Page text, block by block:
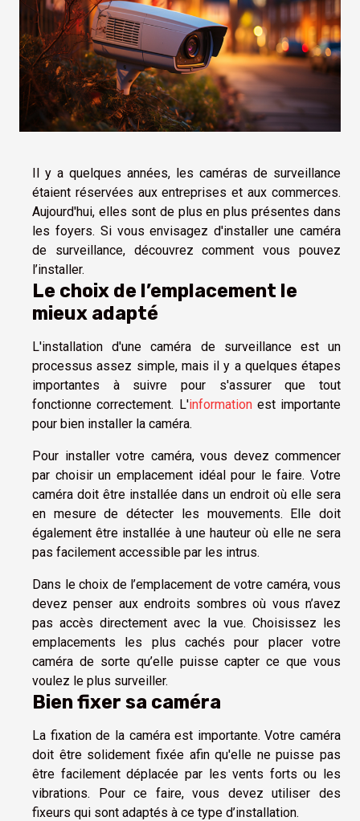
Il y a quelques années, les caméras de surveillance
étaient réservées aux entreprises et aux commerces.
Aujourd'hui, elles sont de plus en plus présentes dans
les foyers. Si vous envisagez d'installer une caméra
de surveillance, découvrez comment vous pouvez
l’installer.
Le choix de l’emplacement le
mieux adapté
L'installation d'une caméra de surveillance est un
processus assez simple, mais il y a quelques étapes
importantes à suivre pour s'assurer que tout
fonctionne correctement. L'informationest importante
pour bien installer la caméra.
Pour installer votre caméra, vous devez commencer
par choisir un emplacement idéal pour le faire. Votre
caméra doit être installée dans un endroit où elle sera
en mesure de détecter les mouvements. Elle doit
également être installée à une hauteur où elle ne sera
pas facilement accessible par les intrus.
Dans le choix de l’emplacement de votre caméra, vous
devez penser aux endroits sombres où vous n’avez
pas accès directement avec la vue. Choisissez les
emplacements les plus cachés pour placer votre
caméra de sorte qu’elle puisse capter ce que vous
voulez le plus surveiller.
Bien fixer sa caméra
La fixation de la caméra est importante. Votre caméra
doit être solidement fixée afin qu'elle ne puisse pas
être facilement déplacée par les vents forts ou les
vibrations. Pour ce faire, vous devez utiliser des
fixeurs qui sont adaptés à ce type d’installation.